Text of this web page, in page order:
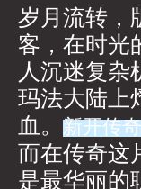
岁月流转，
客，在时光
人沉迷复
玛法大陆上
血。 新开传
而在传奇这
是最华丽的